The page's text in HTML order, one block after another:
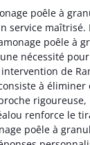
poêle à
service maîtrisé.
poêle à
nécessité
de
à éliminer
rigoureuse,
renforce le
poêle à